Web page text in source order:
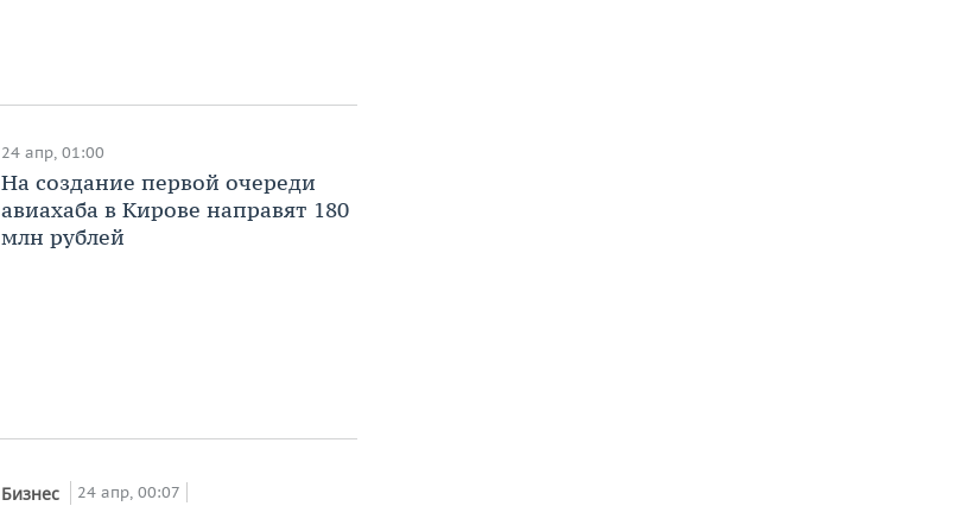
24 апр, 01:00
На создание первой очереди
авиахаба в Кирове направят 180
млн рублей
Бизнес 24 апр, 00:07